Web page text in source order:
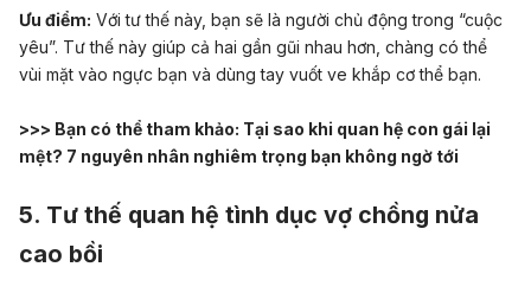
Ưu điểm: Với tư thế này, bạn sẽ là người chủ động trong “cuộc
yêu”. Tư thế này giúp cả hai gần gũi nhau hơn, chàng có thể
vùi mặt vào ngực bạn và dùng tay vuốt ve khắp cơ thể bạn.
>>> Bạn có thể tham khảo: Tại sao khi quan hệ con gái lại
mệt? 7 nguyên nhân nghiêm trọng bạn không ngờ tới
5. Tư thế quan hệ tình dục vợ chồng nửa
cao bồi